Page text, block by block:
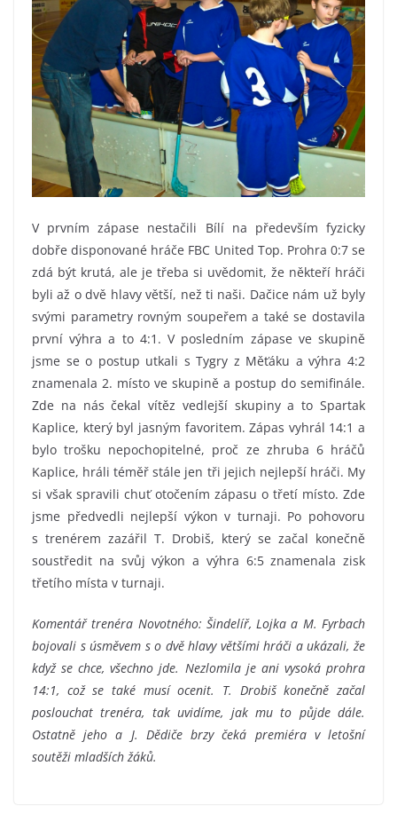
V prvním zápase nestačili Bílí na především fyzicky
dobře disponované hráče FBC United Top. Prohra 0:7 se
zdá být krutá, ale je třeba si uvědomit, že někteří hráči
byli až o dvě hlavy větší, než ti naši. Dačice nám už byly
svými parametry rovným soupeřem a také se dostavila
první výhra a to 4:1. V posledním zápase ve skupině
jsme se o postup utkali s Tygry z Měťáku a výhra 4:2
znamenala 2. místo ve skupině a postup do semifinále.
Zde na nás čekal vítěz vedlejší skupiny a to Spartak
Kaplice, který byl jasným favoritem. Zápas vyhrál 14:1 a
bylo trošku nepochopitelné, proč ze zhruba 6 hráčů
Kaplice, hráli téměř stále jen tři jejich nejlepší hráči. My
si však spravili chuť otočením zápasu o třetí místo. Zde
jsme předvedli nejlepší výkon v turnaji. Po pohovoru
s trenérem zazářil T. Drobiš, který se začal konečně
soustředit na svůj výkon a výhra 6:5 znamenala zisk
třetího místa v turnaji.
Komentář trenéra Novotného: Šindelíř, Lojka a M. Fyrbach
bojovali s úsměvem s o dvě hlavy většími hráči a ukázali, že
když se chce, všechno jde. Nezlomila je ani vysoká prohra
14:1, což se také musí ocenit. T. Drobiš konečně začal
poslouchat trenéra, tak uvidíme, jak mu to půjde dále.
Ostatně jeho a J. Dědiče brzy čeká premiéra v letošní
soutěži mladších žáků.